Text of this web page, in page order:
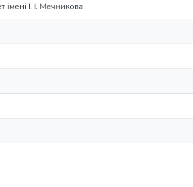
І. І. Мечникова